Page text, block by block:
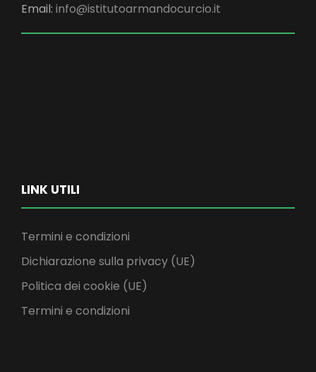
Email: info@istitutoarmandocurcio.it
LINK UTILI
Termini e condizioni
Dichiarazione sulla privacy (UE)
Politica dei cookie (UE)
Termini e condizioni